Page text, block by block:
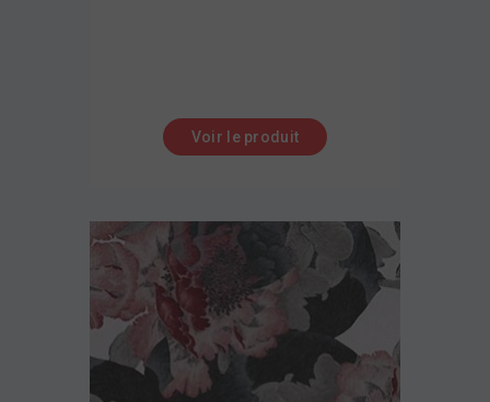
Voir le produit